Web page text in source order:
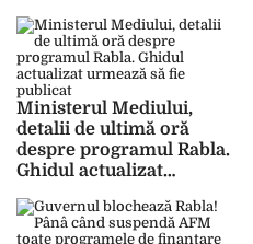
Ministerul Mediului,
detalii de ultimă oră
despre programul Rabla.
Ghidul actualizat